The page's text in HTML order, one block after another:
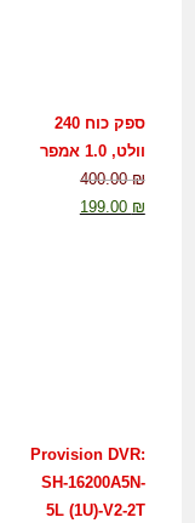
ספק כוח 240
וולט, 1.0 אמפר
400.00₪
199.00 ₪
Provision DVR:
SH-16200A5N-
5L (1U)-V2-2T